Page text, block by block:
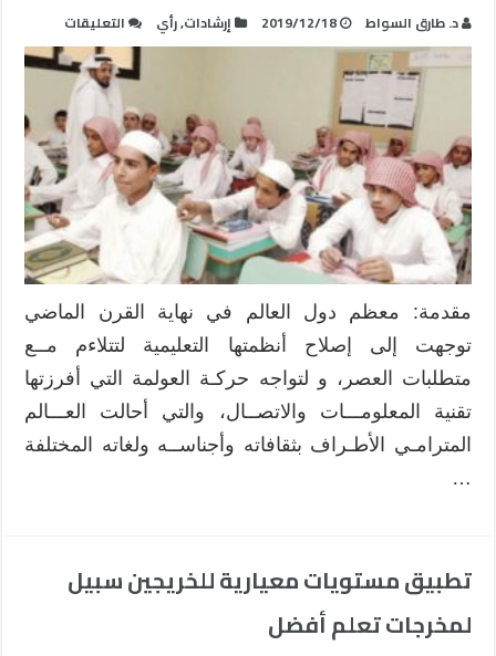
د. طارق السواط 2019/12/18 إرشادات,رأي التعليقات
نبذة
عن
المبادرات
الإصلاحية
للنظام
التربوي
في
المملكة
العربية
السعودية
مغلقة
مقدمة: معظم دول العالم في نهاية القرن الماضي
توجهت إلى إصلاح أنظمتها التعليمية لتتلاءم مــع
متطلبات العصر، و لتواجه حركـة العولمة التي أفرزتها
تقنية المعلومـــات والاتصــال، والتي أحالت العـــالم
المترامـي الأطـراف بثقافاته وأجناســه ولغاته المختلفة
…
تطبيق مستويات معيارية للخريجين سبيل
لمخرجات تعلم أفضل